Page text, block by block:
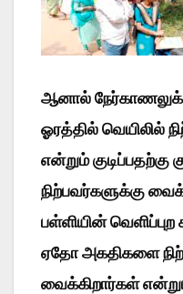
ஆனால்
ஓரத்தில் வெயிலில்
என்றும் குடிப்பதற்கு
நிற்பவர்களுக்கு
பள்ளியின்
ஏதோ அகதிகளை
வைக்கிறார்கள்